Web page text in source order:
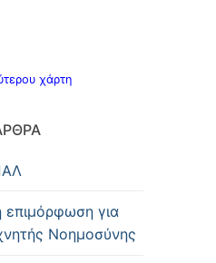
χάρτη
επιμόρφωση για
Νοημοσύνης